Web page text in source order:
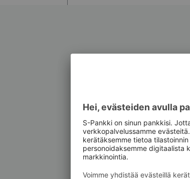
Asiakastuki